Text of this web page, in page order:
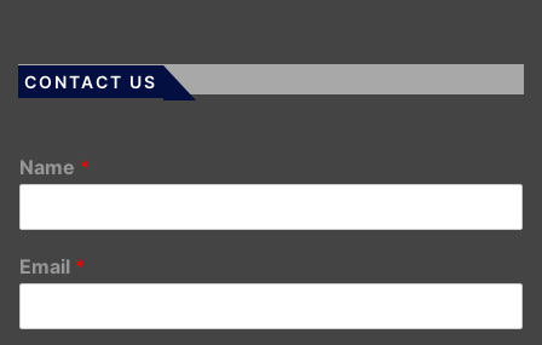
CONTACT US
Name *
Email *